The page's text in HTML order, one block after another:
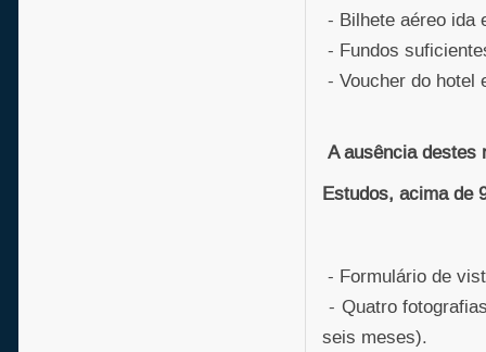
- Bilhete aéreo ida
- Fundos
- Voucher do hotel
A ausência destes
Estudos, acima de
- Formulário de
- Quatro
seis meses).